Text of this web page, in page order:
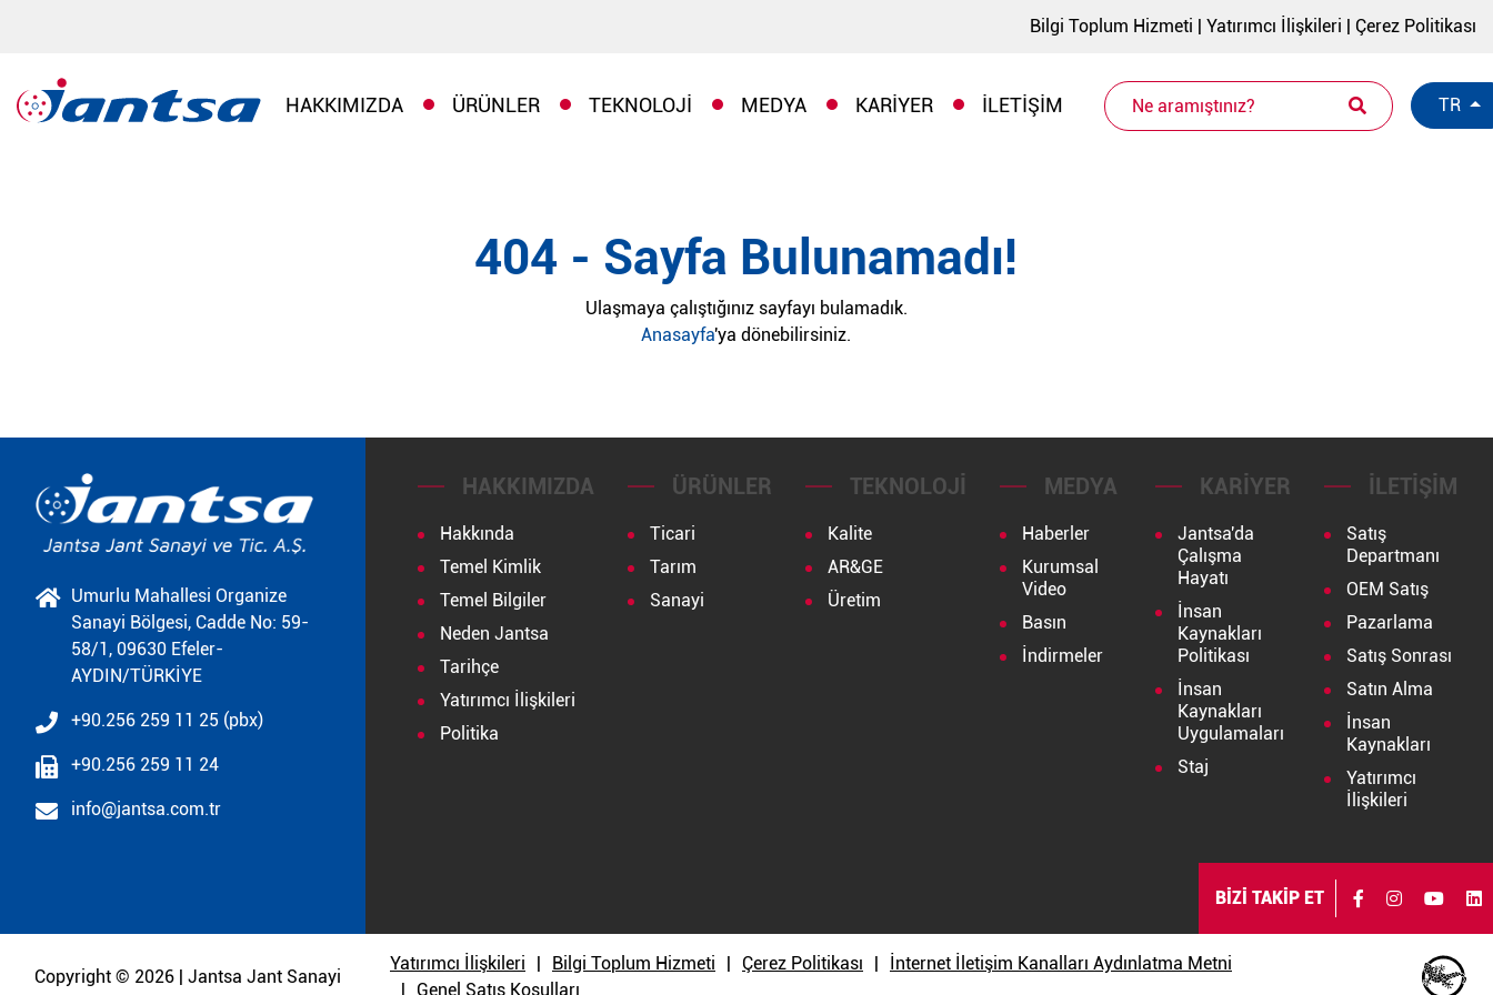
Bilgi Toplum Hizmeti | Yatırımcı İlişkileri | Çerez Politikası
HAKKIMIZDA ÜRÜNLER TEKNOLOJI MEDYA KARIYER İLETIŞIM TR
404 - Sayfa Bulunamadı!
Ulaşmaya çalıştığınız sayfayı bulamadık.
Anasayfa'ya dönebilirsiniz.
Umurlu Mahallesi Organize
Sanayi Bölgesi, Cadde No: 59-
58/1, 09630 Efeler-
AYDIN/TÜRKİYE
+90.256 259 11 25 (pbx)
+90.256 259 11 24
info@jantsa.com.tr
HAKKIMIZDA
Hakkında
Temel Kimlik
Temel Bilgiler
Neden Jantsa
Tarihçe
Yatırımcı İlişkileri
Politika
ÜRÜNLER
Ticari
Tarım
Sanayi
TEKNOLOJI
Kalite
AR&GE
Üretim
MEDYA
Haberler
Kurumsal
Video
Basın
İndirmeler
KARIYER
Jantsa'da
Çalışma
Hayatı
İnsan
Kaynakları
Politikası
İnsan
Kaynakları
Uygulamaları
Staj
İLETIŞIM
Satış
Departmanı
OEM Satış
Pazarlama
Satış Sonrası
Satın Alma
İnsan
Kaynakları
Yatırımcı
İlişkileri
BİZİ TAKİP ET
Copyright © 2026 | Jantsa Jant Sanayi
Yatırımcı İlişkileri Bilgi Toplum Hizmeti Çerez Politikası
İnternet İletişim Kanalları Aydınlatma Metni
Genel Satış Koşulları